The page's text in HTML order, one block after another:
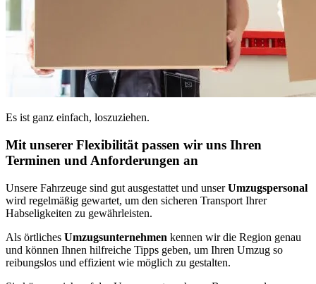
Es ist ganz einfach, loszuziehen.
Mit unserer Flexibilität passen wir uns Ihren
Terminen und Anforderungen an
Unsere Fahrzeuge sind gut ausgestattet und unserUmzugspersonal
wird regelmäßig gewartet, um den sicheren Transport Ihrer
Habseligkeiten zu gewährleisten.
Als örtliches Umzugsunternehmen kennen wir die Region genau
und können Ihnen hilfreiche Tipps geben, um Ihren Umzug so
reibungslos und effizient wie möglich zu gestalten.